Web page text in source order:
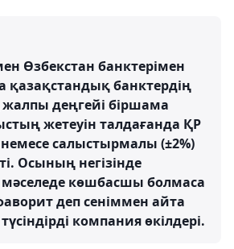
Өзбекстан банктерімен
қазақстандық банктердің
жалпы деңгейі біршама
жетеуін талдағанда ҚР
немесе салыстырмалы (±2%)
Осының негізінде
мәселеде көшбасшы болмаса
деп сеніммен айта
компания өкілдері.